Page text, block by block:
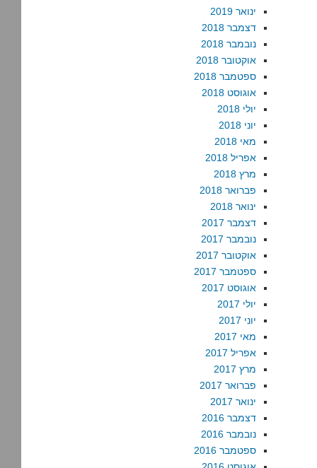
ינואר 2019
דצמבר 2018
נובמבר 2018
אוקטובר 2018
ספטמבר 2018
אוגוסט 2018
יולי 2018
יוני 2018
מאי 2018
אפריל 2018
מרץ 2018
פברואר 2018
ינואר 2018
דצמבר 2017
נובמבר 2017
אוקטובר 2017
ספטמבר 2017
אוגוסט 2017
יולי 2017
יוני 2017
מאי 2017
אפריל 2017
מרץ 2017
פברואר 2017
ינואר 2017
דצמבר 2016
נובמבר 2016
ספטמבר 2016